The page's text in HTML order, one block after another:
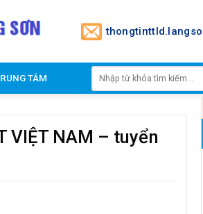
TÂM
VIỆT NAM – tuyển